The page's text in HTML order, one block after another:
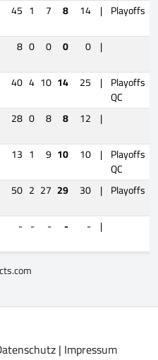
45 1 7 8 14 | Playoffs
8 0 0 0 0 |
40 4 10 14 25 | Playoffs
QC
28 0 8 8 12 |
13 1 9 10 10 | Playoffs
QC
50 2 27 29 30 | Playoffs
- - - - - |
| Impressum